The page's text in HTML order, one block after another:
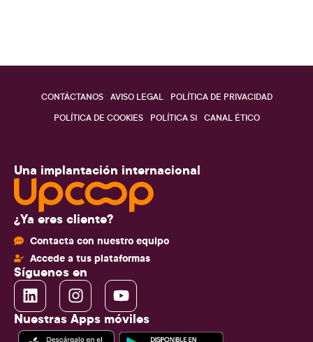
CONTÁCTANOS AVISO LEGAL
POLÍTICA DE PRIVACIDAD
POLÍTICA DE COOKIES
POLÍTICA SI CANAL ÉTICO
Una implantación internacional
¿Ya eres cliente?
Contacta con nuestro equipo
Accede a tus plataformas
Síguenos en
Nuestras Apps móviles